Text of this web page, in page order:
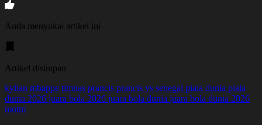
Anda menyukai artikel ini
Artikel disimpan
kylian mbappe timnas prancis prancis vs senegal piala dunia piala
dunia 2026 juara bola 2026 juara bola dunia juara bola dunia 2026
motm